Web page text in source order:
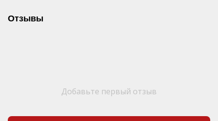
Отзывы
Добавьте первый отзыв